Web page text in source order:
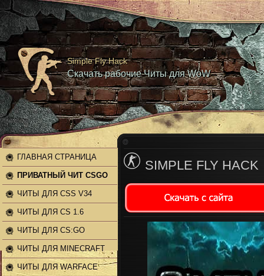
Simple Fly Hack
Скачать рабочие Читы для WoW
ГЛАВНАЯ СТРАНИЦА
ПРИВАТНЫЙ ЧИТ CSGO
ЧИТЫ ДЛЯ CSS V34
ЧИТЫ ДЛЯ CS 1.6
ЧИТЫ ДЛЯ CS:GO
ЧИТЫ ДЛЯ MINECRAFT
ЧИТЫ ДЛЯ WARFACE
SIMPLE FLY HACK